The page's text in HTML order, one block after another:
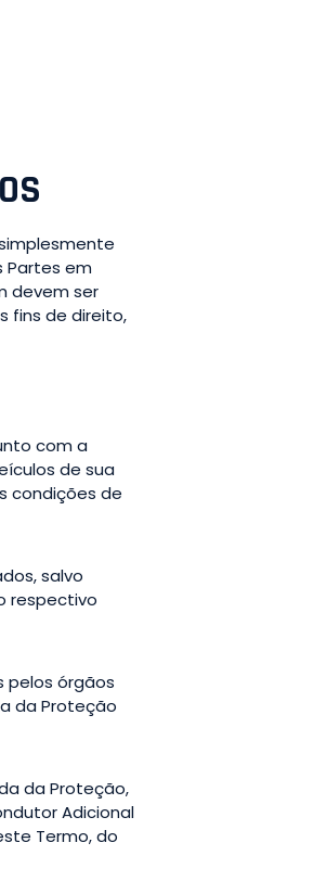
Partes em
devem ser
fins de direito,
com a
de sua
condições de
salvo
respectivo
pelos órgãos
da Proteção
da Proteção,
Adicional
Termo, do